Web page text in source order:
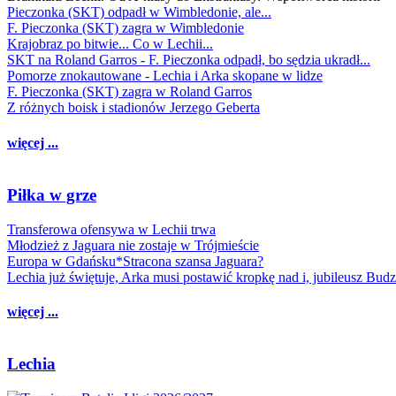
Pieczonka (SKT) odpadł w Wimbledonie, ale...
F. Pieczonka (SKT) zagra w Wimbledonie
Krajobraz po bitwie... Co w Lechii...
SKT na Roland Garros - F. Pieczonka odpadł, bo sędzia ukradł...
Pomorze znokautowane - Lechia i Arka skopane w lidze
F. Pieczonka (SKT) zagra w Roland Garros
Z różnych boisk i stadionów Jerzego Geberta
więcej ...
Piłka w grze
Transferowa ofensywa w Lechii trwa
Młodzież z Jaguara nie zostaje w Trójmieście
Europa w Gdańsku*Stracona szansa Jaguara?
Lechia już świętuje, Arka musi postawić kropkę nad i, jubileusz
więcej ...
Lechia